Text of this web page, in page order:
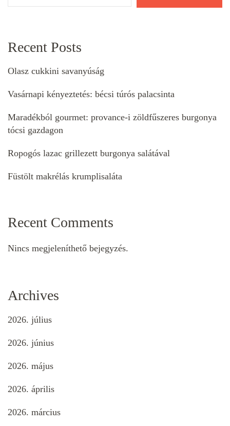
Recent Posts
Olasz cukkini savanyúság
Vasárnapi kényeztetés: bécsi túrós palacsinta
Maradékból gourmet: provance-i zöldfűszeres burgonya
tócsi gazdagon
Ropogós lazac grillezett burgonya salátával
Füstölt makrélás krumplisaláta
Recent Comments
Nincs megjeleníthető bejegyzés.
Archives
2026. július
2026. június
2026. május
2026. április
2026. március